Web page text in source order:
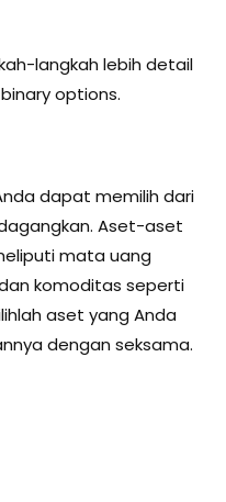
langkah lebih detail
options.
dapat memilih dari
Aset-aset
mata uang
komoditas seperti
aset yang Anda
dengan seksama.